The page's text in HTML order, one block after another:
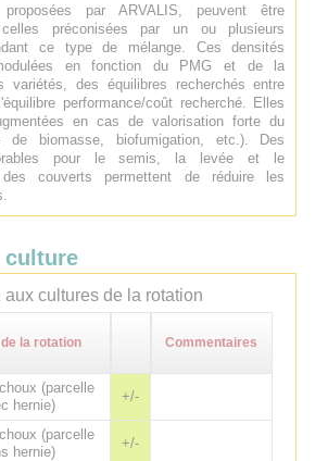
par ARVALIS, peuvent être
préconisées par un ou plusieurs
ce type de mélange. Ces densités
en fonction du PMG et de la
variétés, des équilibres recherchés entre
performance/coût recherché. Elles
en cas de valorisation forte du
de biomasse, biofumigation, etc.). Des
pour le semis, la levée et le
des couverts permettent de réduire les
culture
cultures de la rotation
la rotation Commentaires
(parcelle
hernie)
+/-
(parcelle
hernie)
+/-